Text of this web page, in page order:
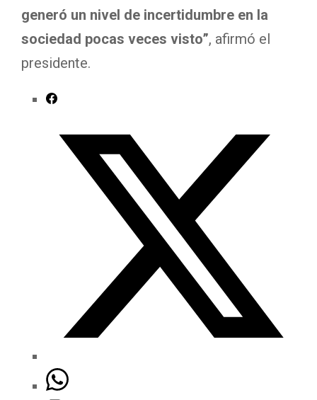
generó un nivel de incertidumbre en la
sociedad pocas veces visto”, afirmó el
presidente.